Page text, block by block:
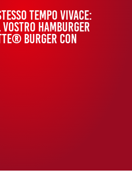
TEMPO VIVACE:
HAMBURGER
BURGER CON